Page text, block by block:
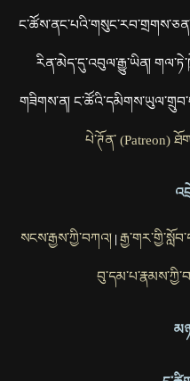
རིན་མེད་དུ་འབུལ་རྒྱུ་ཡིན།
གཟིགས་ན།
པེ་ཊོན་ (Patreon)
སངས་རྒྱས་ཀྱི་བཀའ།|